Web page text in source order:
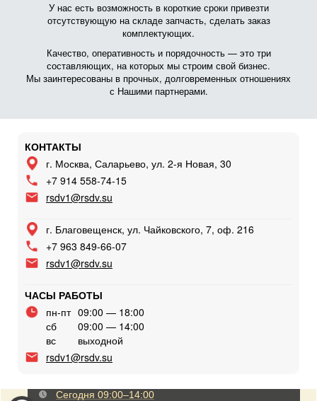
У нас есть возможность в короткие сроки привезти
отсутствующую на складе запчасть, сделать заказ
комплектующих.
Качество, оперативность и порядочность — это три
составляющих, на которых мы строим свой бизнес.
Мы заинтересованы в прочных, долговременных отношениях
с Нашими партнерами.
КОНТАКТЫ
г. Москва, Саларьево, ул. 2-я Новая, 30
+7 914 558-74-15
rsdv1@rsdv.su
г. Благовещенск, ул. Чайковского, 7, оф. 216
+7 963 849-66-07
rsdv1@rsdv.su
ЧАСЫ РАБОТЫ
пн-пт 09:00 — 18:00
сб
09:00 — 14:00
вс
выходной
rsdv1@rsdv.su